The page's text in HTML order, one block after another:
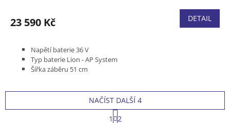
23 590 Kč DETAIL
Napětí baterie 36 V
Typ baterie Lion - AP System
Šířka záběru 51 cm
Hmotnost (bez baterie) 29 kg
Bez akumulátoru a nabíječky
NAČÍST DALŠÍ 4
S
1
2